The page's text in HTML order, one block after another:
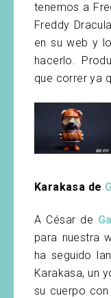
tenemos a
Freddy
en su web y
hacerlo.
que correr ya
Karakasa de
A César de
para nuestra
ha seguido
Karakasa, un
su cuerpo